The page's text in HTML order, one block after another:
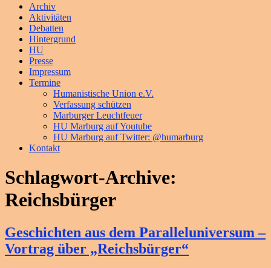
Primäres
Menü
Archiv
Aktivitäten
Debatten
Hintergrund
HU
Presse
Impressum
Termine
Humanistische Union e.V.
Verfassung schützen
Marburger Leuchtfeuer
HU Marburg auf Youtube
HU Marburg auf Twitter: @humarburg
Kontakt
Schlagwort-Archive:
Reichsbürger
Geschichten aus dem Paralleluniversum –
Vortrag über „Reichsbürger“